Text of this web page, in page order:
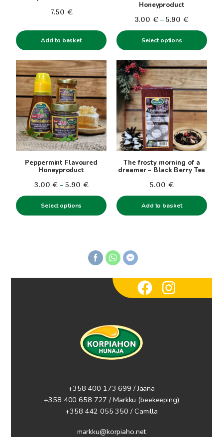
7.50 €
Add to basket
Honeyproduct
3.00 € – 5.90 €Price
range:
5.90€
Select options
product
page
Peppermint Flavoured
Honeyproduct
3.00 € – 5.90 €Price
range:
through
Select options
This
product
has
multiple
variants.
The
options
may
chosen
product
page
The frosty morning of a
dreamer – Black Berry Tea
5.00 €
Add to basket
+358 400 173 699 / Jaana
+358 400 658 727 / Markku (beekeeping)
+358 442 055 350 / Camilla
markku@korpiaho.net